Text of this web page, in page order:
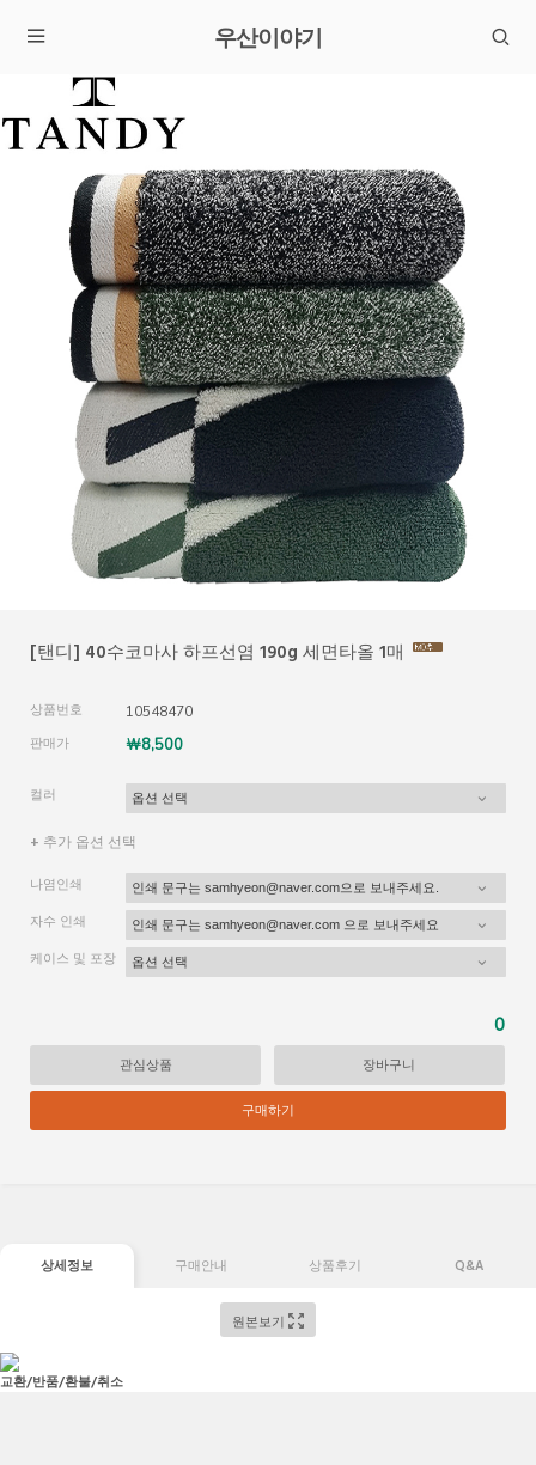
우산이야기
[탠디] 40수코마사 하프선염 190g 세면타올 1매
상품번호 10548470
판매가 ￦8,500
컬러
+ 추가 옵션 선택
나염인쇄
자수 인쇄
케이스 및 포장
0
관심상품 장바구니
구매하기
상세정보 구매안내 상품후기 Q&A
원본보기
교환/반품/환불/취소